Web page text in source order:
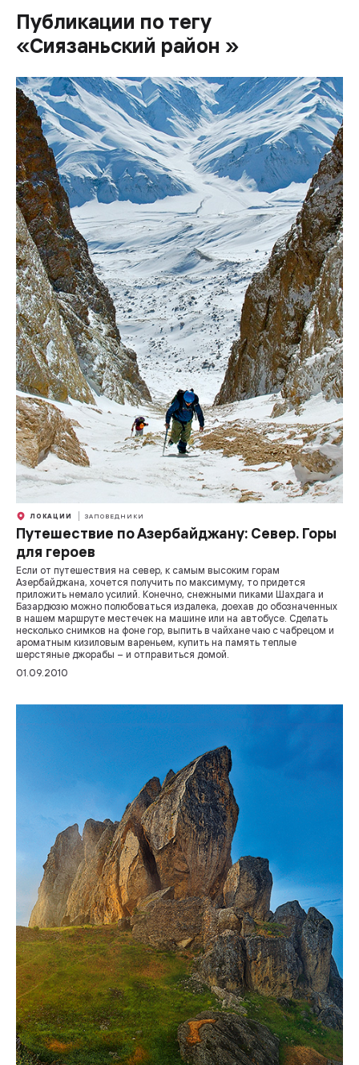
Публикации по тегу
«Сиязаньский район »
ЛОКАЦИИ ЗАПОВЕДНИКИ
Путешествие по Азербайджану: Север. Горы
для героев
Если от путешествия на север, к самым высоким горам
Азербайджана, хочется получить по максимуму, то придется
приложить немало усилий. Конечно, снежными пиками Шахдага и
Базардюзю можно полюбоваться издалека, доехав до обозначенных
в нашем маршруте местечек на машине или на автобусе. Сделать
несколько снимков на фоне гор, выпить в чайхане чаю с чабрецом и
ароматным кизиловым вареньем, купить на память теплые
шерстяные джорабы – и отправиться домой.
01.09.2010